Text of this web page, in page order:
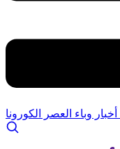
أخبار وباء العصر الكورونا